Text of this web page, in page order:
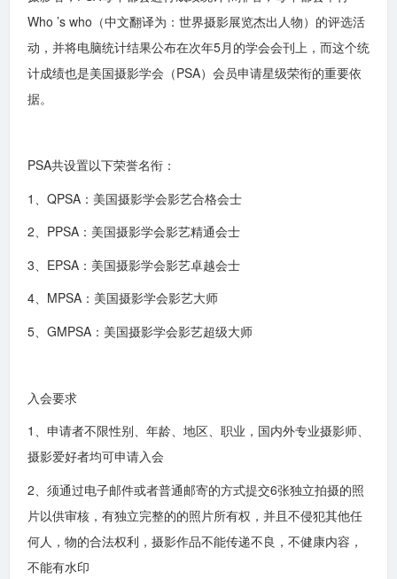
Who ’s who（中文翻译为：世界摄影展览杰出人物）的评选活
动，并将电脑统计结果公布在次年5月的学会会刊上，而这个统
计成绩也是美国摄影学会（PSA）会员申请星级荣衔的重要依
据。
PSA共设置以下荣誉名衔：
1、QPSA：美国摄影学会影艺合格会士
2、PPSA：美国摄影学会影艺精通会士
3、EPSA：美国摄影学会影艺卓越会士
4、MPSA：美国摄影学会影艺大师
5、GMPSA：美国摄影学会影艺超级大师
入会要求
1、申请者不限性别、年龄、地区、职业，国内外专业摄影师、
摄影爱好者均可申请入会
2、须通过电子邮件或者普通邮寄的方式提交6张独立拍摄的照
片以供审核，有独立完整的的照片所有权，并且不侵犯其他任
何人，物的合法权利，摄影作品不能传递不良，不健康内容，
不能有水印